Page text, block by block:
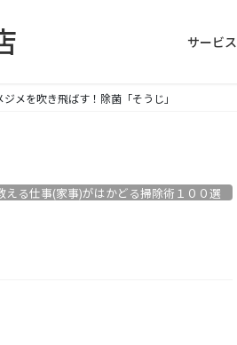
サービス
メを吹き飛ばす！除菌「そうじ」
える仕事(家事)がはかどる掃除術１００選